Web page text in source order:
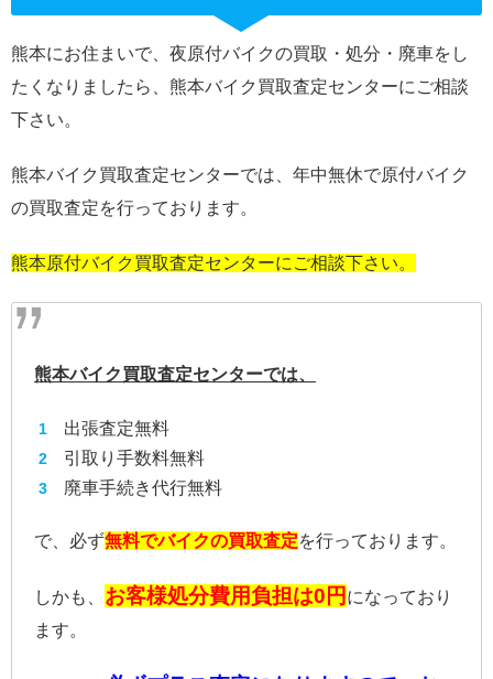
熊本にお住まいで、夜原付バイクの買取・処分・廃車をし
たくなりましたら、熊本バイク買取査定センターにご相談
下さい。
熊本バイク買取査定センターでは、年中無休で原付バイク
の買取査定を行っております。
熊本原付バイク買取査定センターにご相談下さい。
熊本バイク買取査定センターでは、
出張査定無料
引取り手数料無料
廃車手続き代行無料
で、必ず無料でバイクの買取査定を行っております。
しかも、 お客様処分費用負担は0円 になっており
ます。